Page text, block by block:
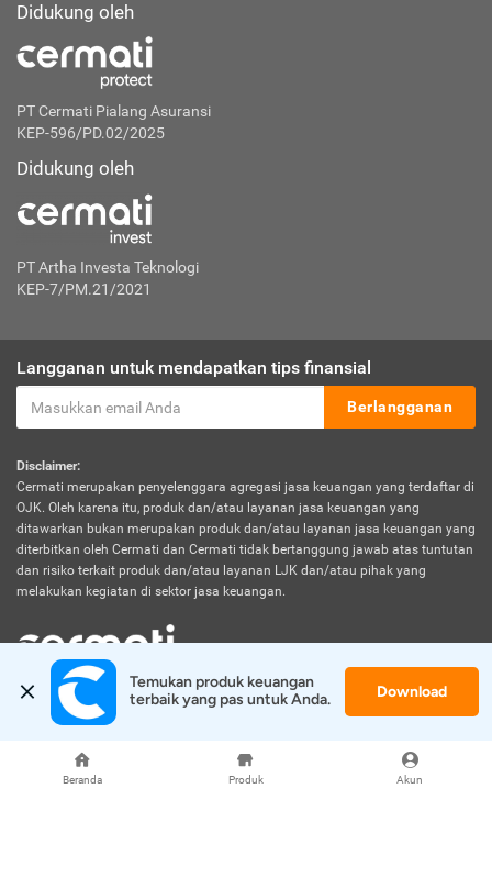
Beranda Produk Akun
Didukung oleh
PT Cermati Pialang Asuransi
KEP-596/PD.02/2025
Didukung oleh
PT Artha Investa Teknologi
KEP-7/PM.21/2021
Langganan untuk mendapatkan tips finansial
Berlangganan
Disclaimer:
Cermati merupakan penyelenggara agregasi jasa keuangan yang terdaftar di
OJK. Oleh karena itu, produk dan/atau layanan jasa keuangan yang
ditawarkan bukan merupakan produk dan/atau layanan jasa keuangan yang
diterbitkan oleh Cermati dan Cermati tidak bertanggung jawab atas tuntutan
dan risiko terkait produk dan/atau layanan LJK dan/atau pihak yang
melakukan kegiatan di sektor jasa keuangan.
© 2026 Cermati. All Rights Reserved.
Temukan produk keuangan
terbaik yang pas untuk Anda.
Download